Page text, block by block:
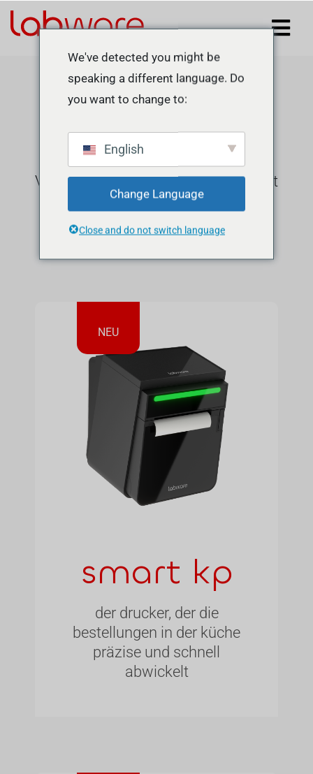
Drucker und
Zubehör
Vertrauen Sie auf unsere Drucker mit
kompaktem Design und
hervorragender Leistung.
NEU
smart kp
der drucker, der die
bestellungen in der küche
präzise und schnell
abwickelt
We've detected you might be
speaking a different language. Do
you want to change to:
English
Change Language
Close and do not switch language